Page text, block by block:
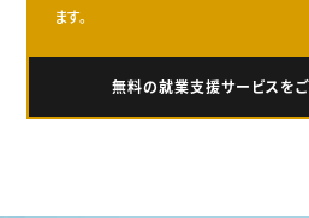
ます。
無料の就業支援サービスを